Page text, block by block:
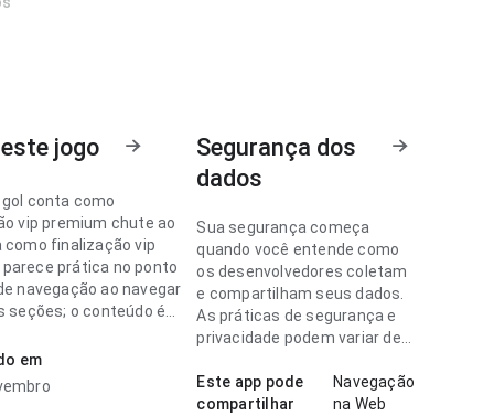
jogo
conta como
vip premium chute ao
como finalização vip
prática no ponto
navegação ao navegar
seções; o conteúdo é
mais interessante para
em
Segurança dos
dados
Sua segurança começa
quando você entende como
os desenvolvedores coletam
e compartilham seus dados.
As práticas de segurança e
privacidade podem variar de
a idade.
Este app pode
compartilhar
Navegação
na Web